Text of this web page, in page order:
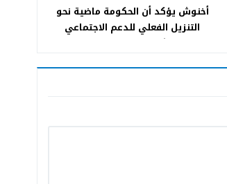
أخنوش يؤكد أن الحكومة ماضية نحو
التنزيل الفعلي للدعم الاجتماعي
المباشر متم السنة الجارية